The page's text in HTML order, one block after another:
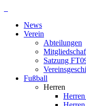
springenNews
Verein
Abteilungen
Satzung
Fußball
Herren